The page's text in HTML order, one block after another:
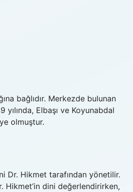
bağlıdır. Merkezde bulunan
Elbaşı ve Koyunabdal
olmuştur.
Dr. Hikmet tarafından yönetilir.
Hikmet’in dini değerlendirirken,